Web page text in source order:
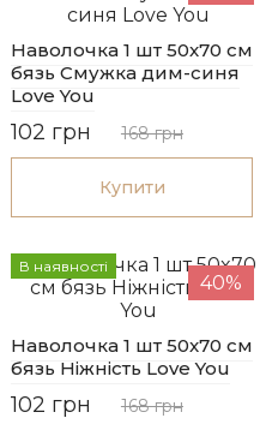
Наволочка 1 шт 50x70 см
бязь Смужка дим-синя
Love You
102 грн 168 грн
Купити
В наявності
40%
Наволочка 1 шт 50x70 см
бязь Ніжність Love You
102 грн 168 грн